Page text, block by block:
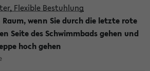
Flexible Bestuhlung
Raum, wenn Sie durch die letzte rote
Seite des Schwimmbads gehen und
hoch gehen